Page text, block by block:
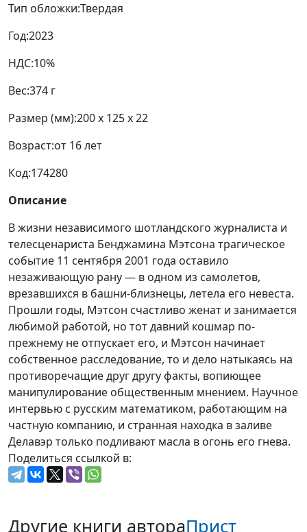
Тип обложки:Твердая
Год:2023
НДС:10%
Вес:374 г
Размер (мм):200 x 125 x 22
Возраст:от 16 лет
Код:174280
Описание
В жизни независимого шотландского журналиста и
телесценариста Бенджамина Мэтсона трагическое
событие 11 сентября 2001 года оставило
незаживающую рану — в одном из самолетов,
врезавшихся в башни-близнецы, летела его невеста.
Прошли годы, Мэтсон счастливо женат и занимается
любимой работой, но тот давний кошмар по-
прежнему не отпускает его, и Мэтсон начинает
собственное расследование, то и дело натыкаясь на
противоречащие друг другу факты, вопиющее
манипулирование общественным мнением. Научное
интервью с русским математиком, работающим на
частную компанию, и странная находка в заливе
Делавэр только подливают масла в огонь его гнева.
Поделиться ссылкой в:
Другие книги автораПрист